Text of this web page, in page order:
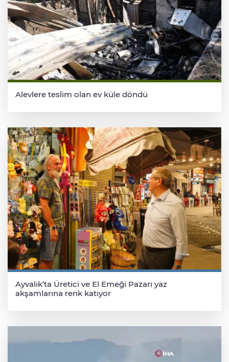
Alevlere teslim olan ev küle döndü
Ayvalık’ta Üretici ve El Emeği Pazarı yaz
akşamlarına renk katıyor